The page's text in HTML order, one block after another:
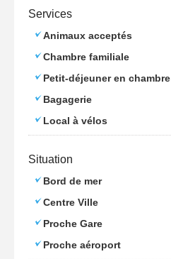
Services
Animaux acceptés
Chambre familiale
Petit-déjeuner en chambre
Bagagerie
Local à vélos
Situation
Bord de mer
Centre Ville
Proche Gare
Proche aéroport